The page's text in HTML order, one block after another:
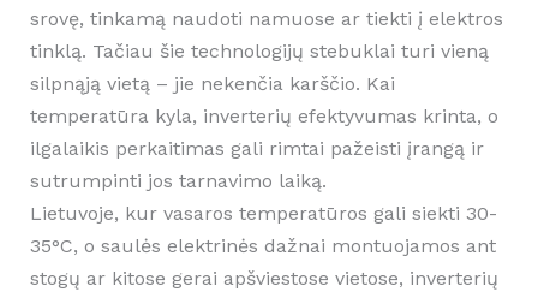
srovę, tinkamą naudoti namuose ar tiekti į elektros
tinklą. Tačiau šie technologijų stebuklai turi vieną
silpnąją vietą – jie nekenčia karščio. Kai
temperatūra kyla, inverterių efektyvumas krinta, o
ilgalaikis perkaitimas gali rimtai pažeisti įrangą ir
sutrumpinti jos tarnavimo laiką.
Lietuvoje, kur vasaros temperatūros gali siekti 30-
35°C, o saulės elektrinės dažnai montuojamos ant
stogų ar kitose gerai apšviestose vietose, inverterių